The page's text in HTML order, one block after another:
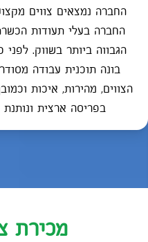
החברה נמצאים צווים
החברה בעלי תעודות
הגבווה ביותר בשווק.
בונה תוכנית עבודה
הצווים, מהירות, איכות
בפריסה ארצית
מכירת